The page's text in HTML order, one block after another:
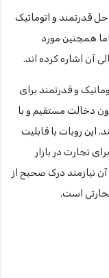
قدرتمند و اتوماتیک
همچنین مورد
آن اشاره کرده اند.
و قدرتمند برای
دخالت مستقیم و با
این روبات با قابلیت
تجارت در بازار
نیازمند درک صحیح از
است.